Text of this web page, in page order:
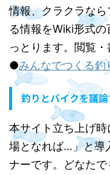
情報、クラクラな
る情報をWiki形式
っとります。閲覧・
●みんなでつくる釣
釣りとバイクを議
本サイト立ち上げ
場となれば…」と導
ナーです。どなた